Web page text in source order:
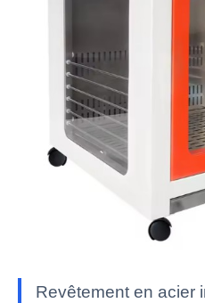
Revêtement en acier